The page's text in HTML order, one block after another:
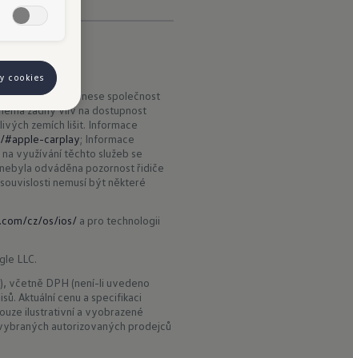
Apple CarPlay nese společnost
žádný vliv na dostupnost
zemích lišit. Informace
carplay; Informace
na využívání těchto služeb se
odváděna pozornost řidiče
nemusí být některé
cz/os/ios/ a pro technologii
LLC.
včetně DPH (není-li uvedeno
Aktuální cenu a specifikaci
ilustrativní a vyobrazené
autorizovaných prodejců
cookies